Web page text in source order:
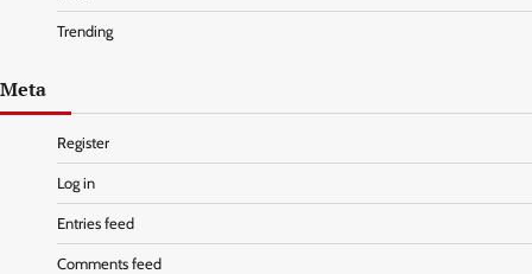
Trending
Meta
Register
Log in
Entries feed
Comments feed